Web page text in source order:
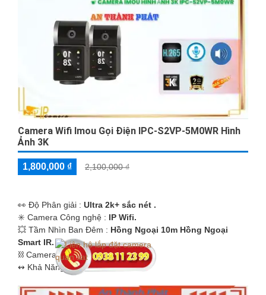
Camera Wifi Imou Gọi Điện IPC-S2VP-5M0WR Hình
Ảnh 3K
1,800,000 ₫ 2,100,000 ₫
️👀 Độ Phân giải : Ultra 2k+ sắc nét .
✳️ Camera Công nghệ : IP Wifi.
💥 Tầm Nhìn Ban Đêm : Hồng Ngoại 10m Hồng Ngoại
Smart IR.
⛓ Camera DòngXoay 360.
️↭ Khả Năng :Thu Âm Và Loa.